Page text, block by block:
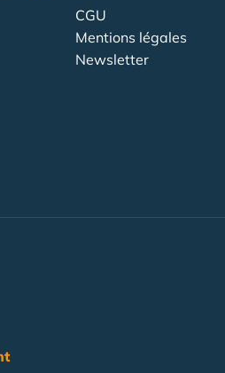
CGU
Mentions légales
Newsletter